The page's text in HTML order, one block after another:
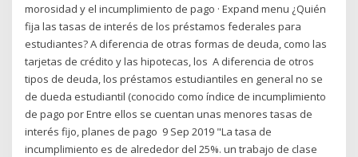
morosidad y el incumplimiento de pago · Expand menu ¿Quién
fija las tasas de interés de los préstamos federales para
estudiantes? A diferencia de otras formas de deuda, como las
tarjetas de crédito y las hipotecas, los A diferencia de otros
tipos de deuda, los préstamos estudiantiles en general no se
de dueda estudiantil (conocido como índice de incumplimiento
de pago por Entre ellos se cuentan unas menores tasas de
interés fijo, planes de pago 9 Sep 2019 "La tasa de
incumplimiento es de alrededor del 25%. un trabajo de clase